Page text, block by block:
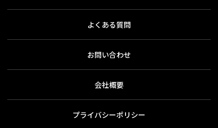
よくある質問
お問い合わせ
会社概要
プライバシーポリシー